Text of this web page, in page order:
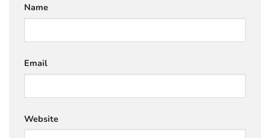
Name
Email
Website